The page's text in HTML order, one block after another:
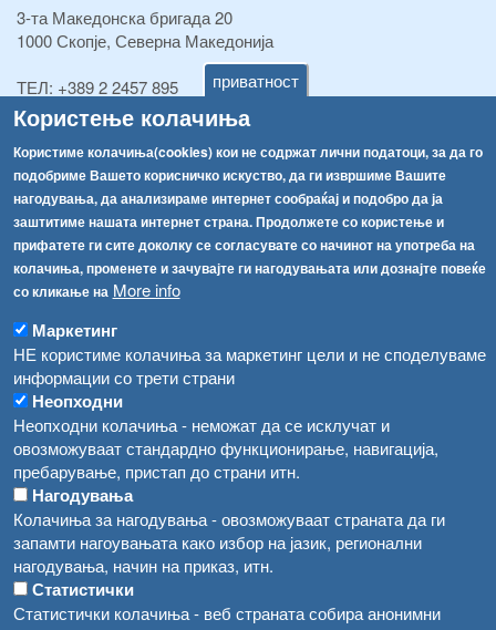
приватност
Користење колачиња
Користиме колачиња(cookies) кои не содржат лични податоци, за да го
подобриме Вашето корисничко искуство, да ги извршиме Вашите
нагодувања, да анализираме интернет сообраќај и подобро да ја
заштитиме нашата интернет страна. Продолжете со користење и
прифатете ги сите доколку се согласувате со начинот на употреба на
колачиња, променете и зачувајте ги нагодувањата или дознајте повеќе
со кликање на More info
Маркетинг
НЕ користиме колачиња за маркетинг цели и не споделуваме
информации со трети страни
Неопходни
Неопходни колачиња - неможат да се исклучат и
овозможуваат стандардно функционирање, навигација,
пребарување, пристап до страни итн.
Нагодувања
Колачиња за нагодувања - овозможуваат страната да ги
запамти нагоувањата како избор на јазик, регионални
нагодувања, начин на приказ, итн.
Статистички
Статистички колачиња - веб страната собира анонимни
3-та Македонска бригада 20
1000 Скопје, Северна Македонија
ТЕЛ: +389 2 2457 895
ТЕЛ:+389 2 2457 873
Факс:+389 2 2457 893
Факс:+389 2 2457 871
info@fva.gov.mk
[АХВ-претходна страна]
Соопштенија
Република Бугарија ги засили официјалните контроли при увоз на свежо овошје и зеленчук
Високите температури ризик од труење со храна, опасни се и за животните
Водата во Гостивар може да се користи како техничка, продолжува испораката на флаширана вода
Во Гостивар спроведени 70 вонредни контроли
Забраната за водата во Гостивар останува на сила, операторите да користат само технички безбедна вода
Навигација
Архива
Обрасци
Огласи